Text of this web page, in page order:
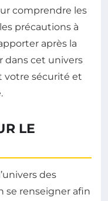
comprendre les
précautions à
après la
dans cet univers
votre sécurité et
LE
des
se renseigner afin